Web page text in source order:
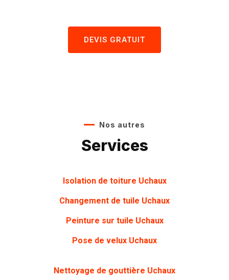
DEVIS GRATUIT
Nos autres
Services
Isolation de toiture Uchaux
Changement de tuile Uchaux
Peinture sur tuile Uchaux
Pose de velux Uchaux
Nettoyage de gouttière Uchaux